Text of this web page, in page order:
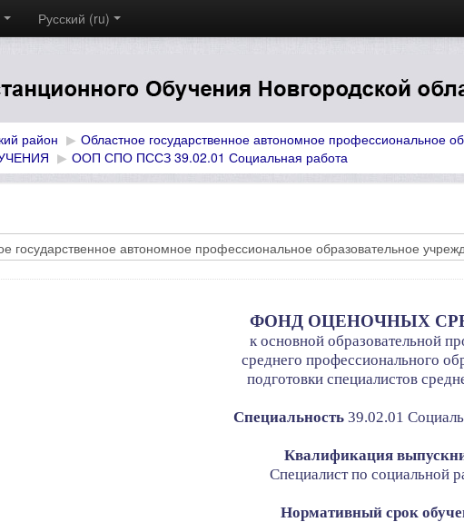
Русский (ru)
район ▶ Областное государственное автономное профессиональное
▶ ООП СПО ПССЗ 39.02.01 Социальная работа
ФОНД ОЦЕНОЧНЫХ
к основной образовательной
среднего профессионального
подготовки специалистов
Специальность 39.02.01
Квалификация
Специалист по социальной
Нормативный срок